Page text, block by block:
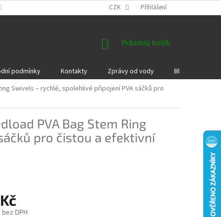
A VRÁCENÍ ZBOŽÍ DÁRKOVÉ POUKAZY
CZK Přihlášení
NÁKUPNÍ
Prázdný košík
podmínky Kontakty Zprávy od vody Blog
Swivels – rychlé, spolehlivé připojení PVA sáčků pro
PVA Bag Stem Ring
pro čistou a efektivní
bez DPH